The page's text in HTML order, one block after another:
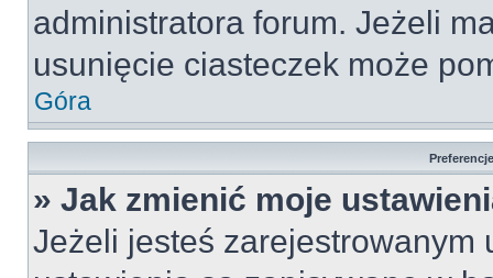
administratora forum. Jeżeli
usunięcie ciasteczek może
Góra
» Jak zmienić moje
Jeżeli jesteś zarejestrowanym